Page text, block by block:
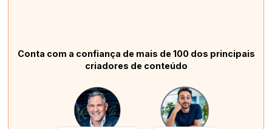
Conta com a confiança de mais de 100 dos principais
criadores de conteúdo